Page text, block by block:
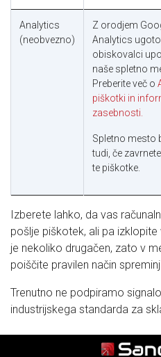
Analytics
(neobvezno)
Z orodjem
Analytics
obiskovalci
naše spletno
Preberite več o
piškotki in
zasebnosti.
Spletno mesto
tudi, če
te piškotke.
Izberete lahko, da vas
pošlje piškotek, ali pa
je nekoliko drugačen, zato v
poiščite pravilen način
Trenutno ne podpiramo
industrijskega standarda za